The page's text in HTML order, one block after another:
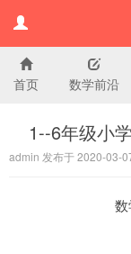
小
首页 数学前沿
1--6年级小
admin 发布于 2020-03-